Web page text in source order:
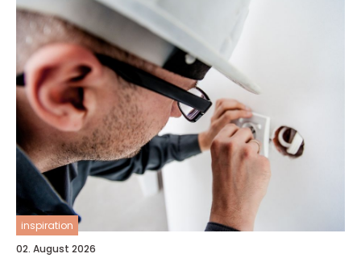
inspiration
02. August 2026